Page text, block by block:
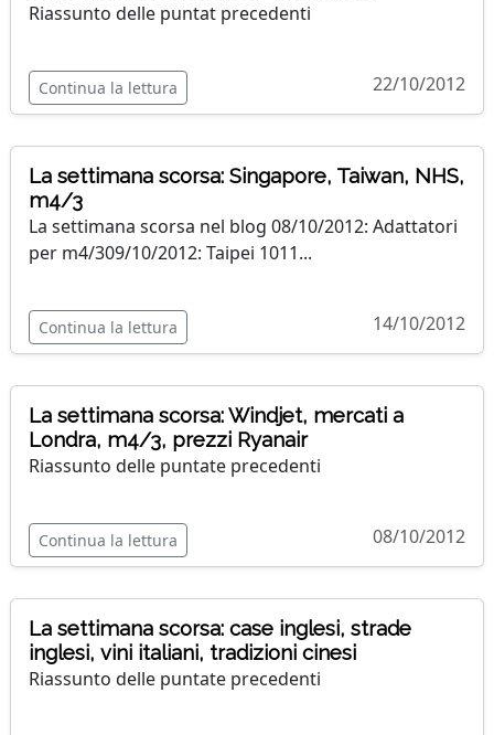
Riassunto delle puntat precedenti
Continua la lettura 22/10/2012
La settimana scorsa: Singapore, Taiwan, NHS,
m4/3
La settimana scorsa nel blog 08/10/2012: Adattatori
per m4/309/10/2012: Taipei 1011...
Continua la lettura 14/10/2012
La settimana scorsa: Windjet, mercati a
Londra, m4/3, prezzi Ryanair
Riassunto delle puntate precedenti
Continua la lettura 08/10/2012
La settimana scorsa: case inglesi, strade
inglesi, vini italiani, tradizioni cinesi
Riassunto delle puntate precedenti